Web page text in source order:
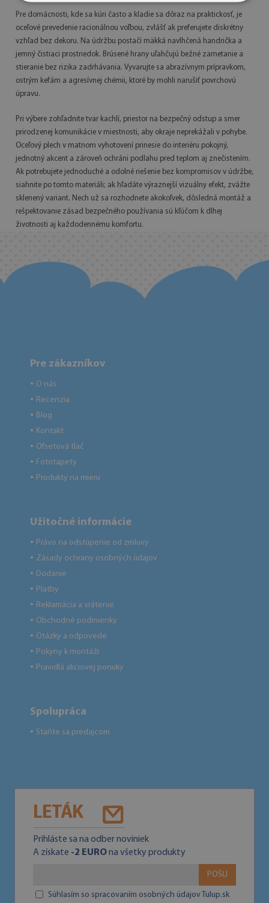
Pre domácnosti, kde sa kúri často a kladie sa dôraz na praktickosť, je
oceľové prevedenie racionálnou voľbou, zvlášť ak preferujete diskrétny
vzhľad bez dekoru. Na údržbu postačí mäkká navlhčená handrička a
jemný čistiaci prostriedok. Brúsené hrany uľahčujú bežné zametanie a
stieranie bez rizika zadrhávania. Vyvarujte sa abrazívnym prípravkom,
ostrým kefám a agresívnej chémii, ktoré by mohli narušiť povrchovú
úpravu.
Pri výbere zohľadnite tvar kachlí, priestor na bezpečný odstup a smer
prirodzenej komunikácie v miestnosti, aby okraje neprekážali v pohybe.
Oceľový plech v matnom vyhotovení prinesie do interiéru pokojný,
jednotný akcent a zároveň ochráni podlahu pred teplom aj znečistením.
Ak potrebujete jednoduché a odolné riešenie bez kompromisov v údržbe,
siahnite po tomto materiáli; ak hľadáte výraznejší vizuálny efekt, zvážte
sklenený variant. Nech už sa rozhodnete akokoľvek, dôsledná montáž a
rešpektovanie zásad bezpečného používania sú kľúčom k dlhej
životnosti aj každodennému komfortu.
Pre zákazníkov
● O nás
● Recenzia
● Blog
● Kontakt
● Ofsetová tlač
● Fototapety
● Produkty na mieru
Užitočné informácie
● Právo na odstúpenie od zmluvy
● Zásady ochrany osobných údajov
● Dodanie
● Platby
● Reklamácia a vrátenie
● Obchodné podmienky
● Otázky a odpovede
● Pokyny k montáži
● Pravidlá akciovej ponuky
Spolupráca
● Staňte sa predajcom
LETÁK
Prihláste sa na odber noviniek
A získate -2 EUROna všetky produkty
POŠLI
Súhlasím so spracovaním osobných údajov Tulup.sk